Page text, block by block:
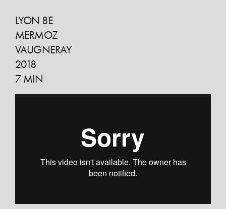
LYON 8E
MERMOZ
VAUGNERAY
2018
7 MIN